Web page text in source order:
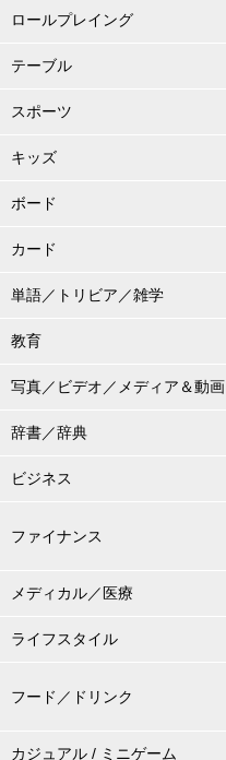
ロールプレイング
テーブル
スポーツ
キッズ
ボード
カード
単語／トリビア／雑学
教育
写真／ビデオ／メディア＆動画
辞書／辞典
ビジネス
ファイナンス
メディカル／医療
ライフスタイル
フード／ドリンク
カジュアル / ミニゲーム